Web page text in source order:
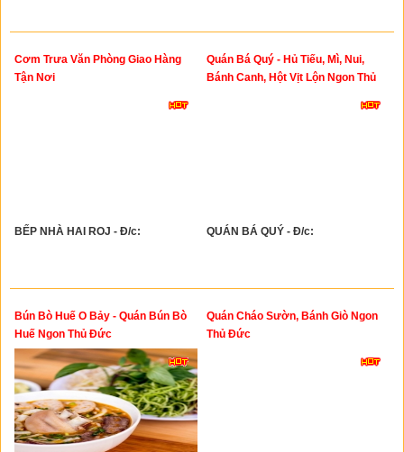
Cơm Trưa Văn Phòng Giao Hàng
Tận Nơi
BẾP NHÀ HAI ROJ - Đ/c:
Quán Bá Quý - Hủ Tiếu, Mì, Nui,
Bánh Canh, Hột Vịt Lộn Ngon Thủ
QUÁN BÁ QUÝ - Đ/c:
Bún Bò Huế O Bảy - Quán Bún Bò
Huế Ngon Thủ Đức
Quán Cháo Sườn, Bánh Giò Ngon
Thủ Đức